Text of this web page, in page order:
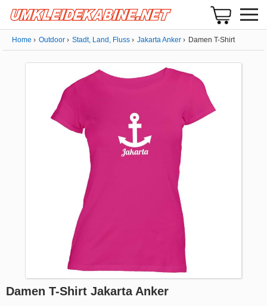
Home Outdoor Stadt, Land, Fluss Jakarta Anker Damen T-Shirt
Damen T-Shirt Jakarta Anker